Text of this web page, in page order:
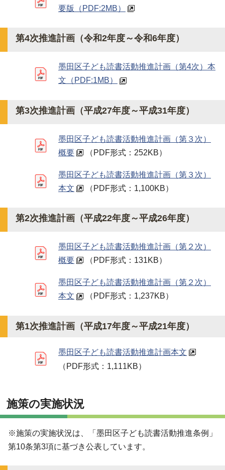
要版
（PDF:2MB）
第4次推進計画（令和2年度～令和6年度）
墨田区子ども読書活動推進計画（第4次）本
文 （PDF:1MB）
第3次推進計画（平成27年度～平成31年度）
墨田区子ども読書活動推進計画（第３次）
概要
（PDF形式：252KB）
墨田区子ども読書活動推進計画（第３次）
本文
（PDF形式：1,100KB）
第2次推進計画（平成22年度～平成26年度）
墨田区子ども読書活動推進計画（第２次）
概要
（PDF形式：131KB）
墨田区子ども読書活動推進計画（第２次）
本文
（PDF形式：1,237KB）
第1次推進計画（平成17年度～平成21年度）
墨田区子ども読書活動推進計画本文
（PDF形式：1,111KB）
施策の実施状況
※施策の実施状況は、「墨田区子ども読書活動推進条例」
第10条第3項に基づき公表しています。